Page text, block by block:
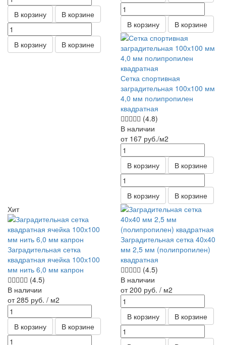
В корзину В корзине
В корзину В корзине
В корзину В корзине
Сетка спортивная
заградительная 100х100 мм
4,0 мм полипропилен
квадратная
(4.8)
В наличии
от 167 руб./м2
В корзину В корзине
В корзину
В корзине
Хит
Заградительная сетка
квадратная ячейка 100х100
мм нить 6,0 мм капрон
(4.5)
В наличии
от 285 руб. / м2
В корзину В корзине
Заградительная сетка 40х40
мм 2,5 мм (полипропилен)
квадратная
(4.5)
В наличии
от 200 руб. / м2
В корзину В корзине